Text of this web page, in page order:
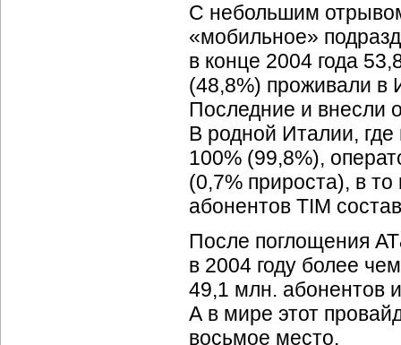
С небольшим
«мобильное»
в конце 2004 года
(48,8%) проживали в
Последние и внесли
В родной Италии, где
100% (99,8%),
(0,7% прироста), в
абонентов TIM
После поглощения
в 2004 году более
49,1 млн. абонентов
А в мире этот
восьмое место.